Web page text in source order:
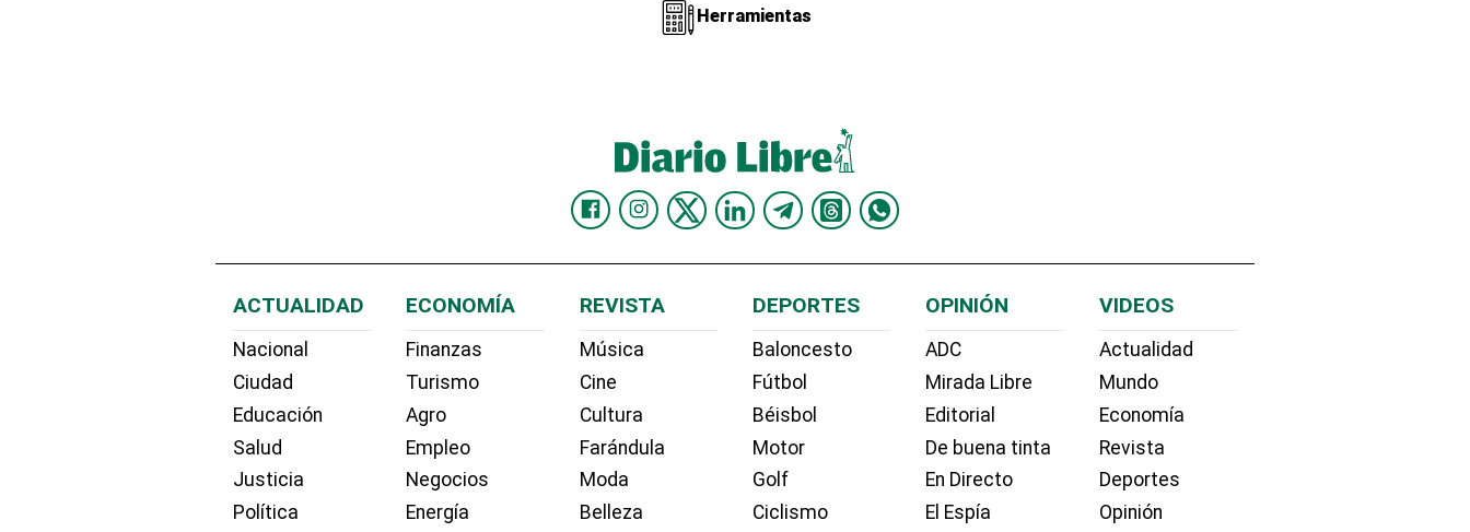
Herramientas
ACTUALIDAD
Nacional
Ciudad
Educación
Salud
Justicia
Política
ECONOMÍA
Finanzas
Turismo
Agro
Empleo
Negocios
Energía
REVISTA
Música
Cine
Cultura
Farándula
Moda
Belleza
DEPORTES
Baloncesto
Fútbol
Béisbol
Motor
Golf
Ciclismo
OPINIÓN
ADC
Mirada Libre
Editorial
De buena tinta
En Directo
El Espía
VIDEOS
Actualidad
Mundo
Economía
Revista
Deportes
Opinión